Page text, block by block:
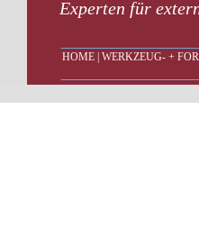
Experten für
HOME WERKZEUG- +